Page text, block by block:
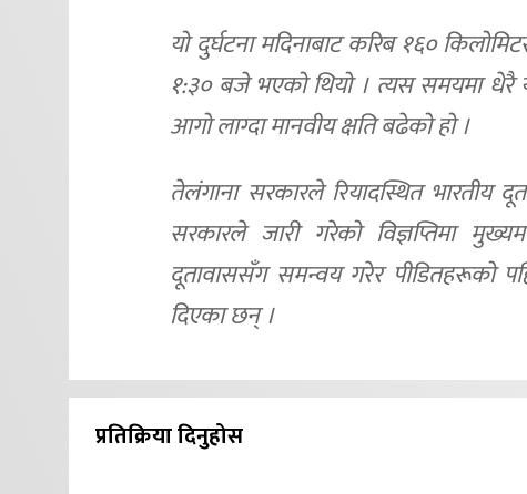
यो दुर्घटना मदिनाबाट करिब १६०
१:३० बजे भएको थियो । त्यस समयमा धेरै
आगो लाग्दा मानवीय क्षति बढेको हो ।
तेलंगाना सरकारले रियादस्थित भारतीय
सरकारले जारी गरेको विज्ञप्तिमा
दूतावाससँग समन्वय गरेर पीडितहरूको
दिएका छन् ।
प्रतिक्रिया दिनुहोस